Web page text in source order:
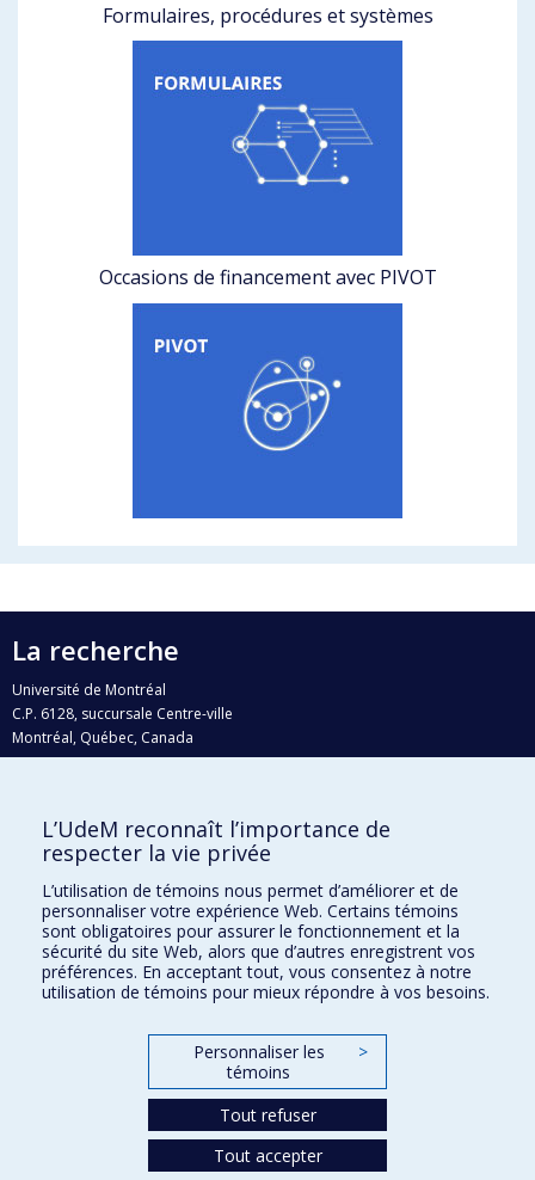
Formulaires, procédures et systèmes
Occasions de financement avec PIVOT
La recherche
Université de Montréal
C.P. 6128, succursale Centre-ville
Montréal, Québec, Canada
H3C 3J7
Qui fait quoi?
Nous trouver
Plan du site
Accessibilité
L’UdeM reconnaît l’importance de
respecter la vie privée
L’utilisation de témoins nous permet d’améliorer et de
personnaliser votre expérience Web. Certains témoins
sont obligatoires pour assurer le fonctionnement et la
sécurité du site Web, alors que d’autres enregistrent vos
préférences. En acceptant tout, vous consentez à notre
utilisation de témoins pour mieux répondre à vos besoins.
Personnaliser les
témoins
>
Tout refuser
Tout accepter